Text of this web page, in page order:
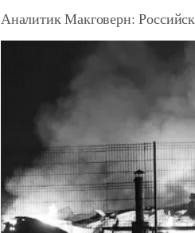
Аналитик Макговерн: